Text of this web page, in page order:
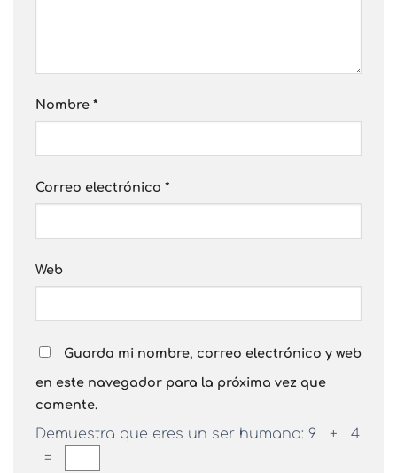
Nombre *
Correo electrónico *
Web
Guarda mi nombre, correo electrónico y web
en este navegador para la próxima vez que
comente.
Demuestra que eres un ser humano: 9 + 4
=